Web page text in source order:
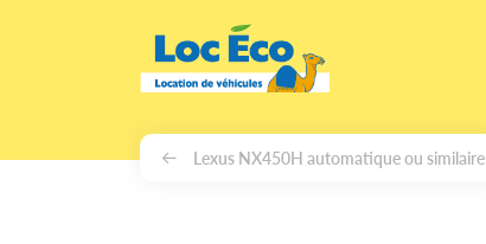
Lexus NX450H automatique ou similaire